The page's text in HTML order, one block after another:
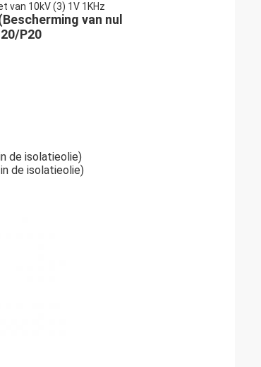
van 10kV (3) 1V 1KHz
van nul
P20
de isolatieolie)
de isolatieolie)